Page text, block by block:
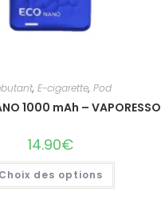
, E-cigarette, Pod
1000 mAh – VAPORESSO
14.90€
Choix des options